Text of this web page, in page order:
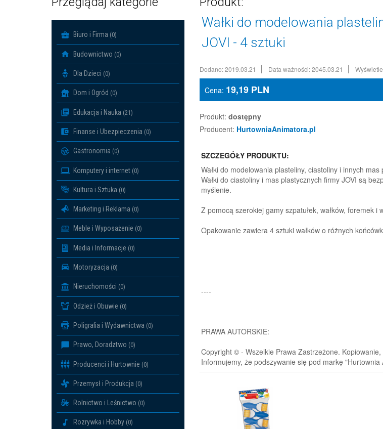
Biuro i Firma (0)
Budownictwo (0)
Dla Dzieci (0)
Dom i Ogród (0)
Edukacja i Nauka (21)
Finanse i Ubezpieczenia (0)
Gastronomia (0)
Komputery i internet (0)
Kultura i Sztuka (0)
Marketing i Reklama (0)
Meble i Wyposażenie (0)
Media i Informacje (0)
Motoryzacja (0)
Nieruchomości (0)
Odzież i Obuwie (0)
Poligrafia i Wydawnictwa (0)
Prawo, Doradztwo (0)
Producenci i Hurtownie (0)
Przemysł i Produkcja (0)
Rolnictwo i Leśnictwo (0)
Rozrywka i Hobby (0)
Wałki do modelowania
JOVI - 4 sztuki
Dodano: 2019.03.21 Data ważności: 2045.03.21
Cena: 19,19 PLN
Produkt: dostępny
Producent: HurtowniaAnimatora.pl
SZCZEGÓŁY PRODUKTU:
Wałki do modelowania plasteliny, ciastoliny i innych
Wałki do ciastoliny i mas plastycznych firmy JOVI są
myślenie.
Z pomocą szerokiej gamy szpatułek, wałków, foremek
Opakowanie zawiera 4 sztuki wałków o różnych
----
PRAWA AUTORSKIE:
Copyright © - Wszelkie Prawa Zastrzeżone.
Informujemy, że podszywanie się pod markę